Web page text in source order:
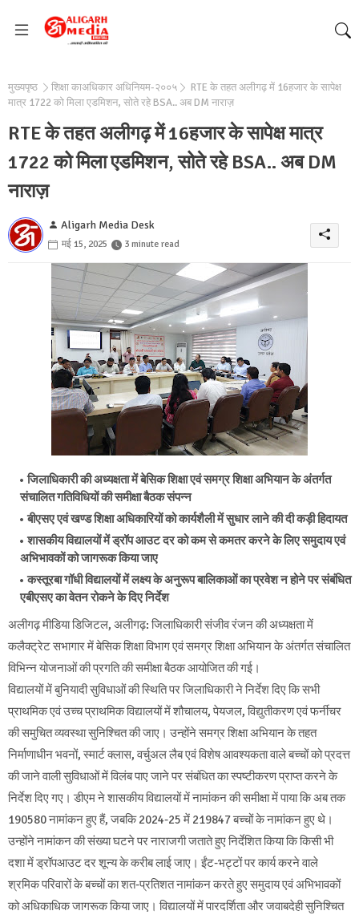
मुख्यपृष्ठ शिक्षा काअधिकार अधिनियम-२००५
RTE के तहत अलीगढ़ में 16हजार के सापेक्ष
मात्र 1722 को मिला एडमिशन, सोते रहे BSA.. अब DM नाराज़
RTE के तहत अलीगढ़ में 16हजार के सापेक्ष मात्र
1722 को मिला एडमिशन, सोते रहे BSA.. अब DM
नाराज़
Aligarh Media Desk
मई 15, 2025 3 minute read
जिलाधिकारी की अध्यक्षता में बेसिक शिक्षा एवं समग्र शिक्षा अभियान के अंतर्गत
संचालित गतिविधियों की समीक्षा बैठक संपन्न
बीएसए एवं खण्ड शिक्षा अधिकारियों को कार्यशैली में सुधार लाने की दी कड़ी हिदायत
शासकीय विद्यालयों में ड्रॉप आउट दर को कम से कमतर करने के लिए समुदाय एवं
अभिभावकों को जागरूक किया जाए
कस्तूरबा गॉधी विद्यालयों में लक्ष्य के अनुरूप बालिकाओं का प्रवेश न होने पर संबंधित
एबीएसए का वेतन रोकने के दिए निर्देश
अलीगढ़ मीडिया डिजिटल, अलीगढ़: जिलाधिकारी संजीव रंजन की अध्यक्षता में
कलैक्ट्रेट सभागार में बेसिक शिक्षा विभाग एवं समग्र शिक्षा अभियान के अंतर्गत संचालित
विभिन्न योजनाओं की प्रगति की समीक्षा बैठक आयोजित की गई।
विद्यालयों में बुनियादी सुविधाओं की स्थिति पर जिलाधिकारी ने निर्देश दिए कि सभी
प्राथमिक एवं उच्च प्राथमिक विद्यालयों में शौचालय, पेयजल, विद्युतीकरण एवं फर्नीचर
की समुचित व्यवस्था सुनिश्चित की जाए। उन्होंने समग्र शिक्षा अभियान के तहत
निर्माणाधीन भवनों, स्मार्ट क्लास, वर्चुअल लैब एवं विशेष आवश्यकता वाले बच्चों को प्रदत्त
की जाने वाली सुविधाओं में विलंब पाए जाने पर संबंधित का स्पष्टीकरण प्राप्त करने के
निर्देश दिए गए। डीएम ने शासकीय विद्यालयों में नामांकन की समीक्षा में पाया कि अब तक
190580 नामांकन हुए हैं, जबकि 2024-25 में 219847 बच्चों के नामांकन हुए थे।
उन्होंने नामांकन की संख्या घटने पर नाराजगी जताते हुए निर्देशित किया कि किसी भी
दशा में ड्रॉपआउट दर शून्य के करीब लाई जाए। ईंट-भट्टों पर कार्य करने वाले
श्रमिक परिवारों के बच्चों का शत-प्रतिशत नामांकन करते हुए समुदाय एवं अभिभावकों
को अधिकाधिक जागरूक किया जाए। विद्यालयों में पारदर्शिता और जवाबदेही सुनिश्चित